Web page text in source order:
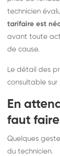
technicien
tarifaire est
avant toute
de cause.
Le détail des
consultable sur
En
faut
Quelques
du technicien.